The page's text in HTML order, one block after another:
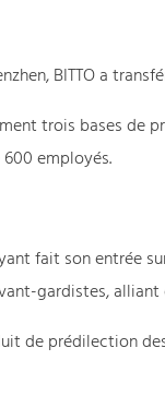
BITTO a
trois bases de
employés.
fait son entrée
gardistes,
de prédilection